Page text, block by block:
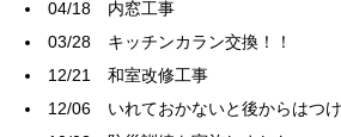
04/18 内窓工事
03/28 キッチンカラン交換！！
12/21和室改修工事
12/06 いれておかないと後からはつ